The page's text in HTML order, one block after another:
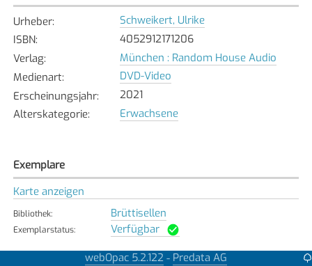
Urheber:
Schweikert, Ulrike
ISBN:
4052912171206
Verlag:
München : Random House Audio
Medienart:
DVD-Video
Erscheinungsjahr:
2021
Alterskategorie: Erwachsene
Exemplare
Karte anzeigen
Bibliothek: Brüttisellen
Exemplarstatus: Verfügbar
webOpac 5.2.122 - Predata AG